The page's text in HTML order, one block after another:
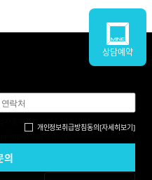
상담예약
키 정책
등록번호 : 211-09-51081
RESERVED
개인정보취급방침동의[자세히보기]